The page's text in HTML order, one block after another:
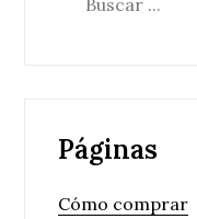
Páginas
Cómo comprar